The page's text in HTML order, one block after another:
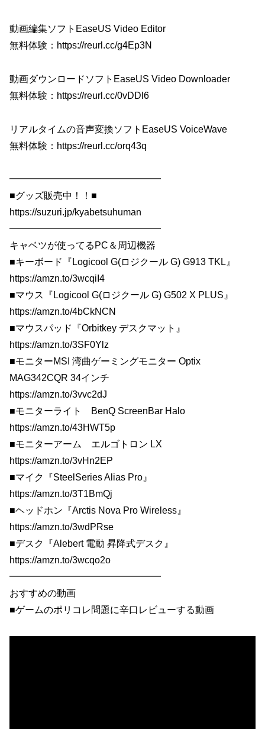
動画編集ソフトEaseUS Video Editor
無料体験：https://reurl.cc/g4Ep3N
動画ダウンロードソフトEaseUS Video Downloader
無料体験：https://reurl.cc/0vDDl6
リアルタイムの音声変換ソフトEaseUS VoiceWave
無料体験：https://reurl.cc/orq43q
━━━━━━━━━━━━━━━━
■グッズ販売中！！■
https://suzuri.jp/kyabetsuhuman
━━━━━━━━━━━━━━━━
キャベツが使ってるPC＆周辺機器
■キーボード『Logicool G(ロジクール G) G913 TKL』
https://amzn.to/3wcqiI4
■マウス『Logicool G(ロジクール G) G502 X PLUS』
https://amzn.to/4bCkNCN
■マウスパッド『Orbitkey デスクマット』
https://amzn.to/3SF0Ylz
■モニターMSI 湾曲ゲーミングモニター Optix
MAG342CQR 34インチ
https://amzn.to/3vvc2dJ
■モニターライト BenQ ScreenBar Halo
https://amzn.to/43HWT5p
■モニターアーム エルゴトロン LX
https://amzn.to/3vHn2EP
■マイク『SteelSeries Alias Pro』
https://amzn.to/3T1BmQj
■ヘッドホン『Arctis Nova Pro Wireless』
https://amzn.to/3wdPRse
■デスク『Alebert 電動 昇降式デスク』
https://amzn.to/3wcqo2o
━━━━━━━━━━━━━━━━
おすすめの動画
■ゲームのポリコレ問題に辛口レビューする動画